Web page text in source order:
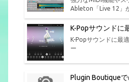
Ableton「Live 12」
K-Popサウンドに
K-Popサウンドに最
ー
Plugin Boutique